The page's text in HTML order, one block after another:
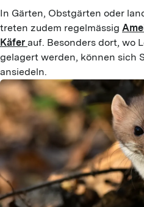
In Gärten, Obstgärten oder
treten zudem regelmässig
Käfer auf. Besonders dort, wo
gelagert werden, können sich
ansiedeln.